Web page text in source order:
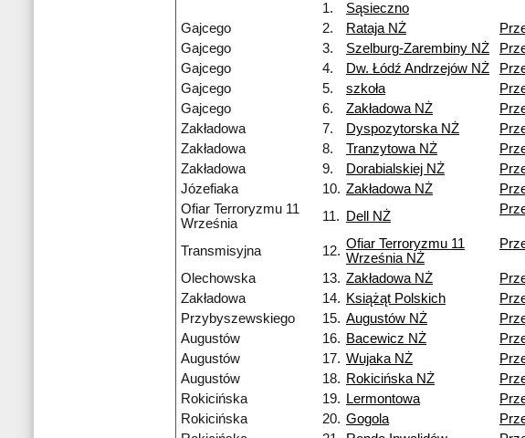
1.
Sąsieczno
Gajcego
2. Rataja NŻ
Gajcego
3. Szelburg-Zarembiny NŻ
Gajcego
4. Dw. Łódź Andrzejów NŻ
Gajcego
5. szkoła
Gajcego
6. Zakładowa NŻ
Zakładowa
7. Dyspozytorska NŻ
Zakładowa
8. Tranzytowa NŻ
Zakładowa
9. Dorabialskiej NŻ
Józefiaka
10. Zakładowa NŻ
Ofiar Terroryzmu 11
Września
11. Dell NŻ
Transmisyjna 12. Ofiar Terroryzmu 11
Września NŻ
Olechowska 13. Zakładowa NŻ
Zakładowa
14. Książąt Polskich
Przybyszewskiego
15. Augustów NŻ
Augustów
16. Bacewicz NŻ
Augustów
17. Wujaka NŻ
Augustów
18. Rokicińska NŻ
Rokicińska
19. Lermontowa
Rokicińska
20. Gogola